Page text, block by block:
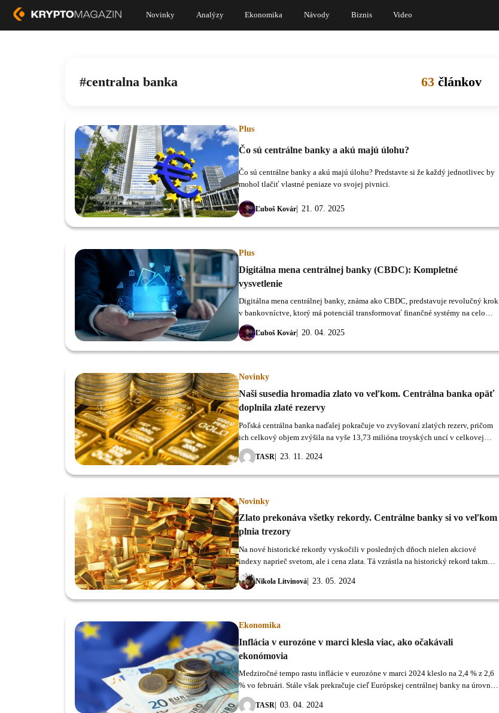
Novinky Analýzy Ekonomika Návody Biznis Video
centralna banka 63 článkov
Plus
Čo sú centrálne banky a akú majú úlohu?
Ľuboš Kovár 21. 07. 2025
Čo sú centrálne banky a akú majú úlohu? Predstavte si že každý jednotlivec by
mohol tlačiť vlastné peniaze vo svojej pivnici.
Plus
Digitálna mena centrálnej banky (CBDC): Kompletné
vysvetlenie
Ľuboš Kovár 20. 04. 2025
Digitálna mena centrálnej banky, známa ako CBDC, predstavuje revolučný krok
v bankovníctve, ktorý má potenciál transformovať finančné systémy na celom
svete.
Novinky
Naši susedia hromadia zlato vo veľkom. Centrálna banka opäť
doplnila zlaté rezervy
TASR 23. 11. 2024
Poľská centrálna banka naďalej pokračuje vo zvyšovaní zlatých rezerv, pričom
ich celkový objem zvýšila na vyše 13,73 milióna troyských uncí v celkovej
hodnote takmer 153 miliárd zlotých.
Novinky
Zlato prekonáva všetky rekordy. Centrálne banky si vo veľkom
plnia trezory
Nikola Litvinová 23. 05. 2024
Na nové historické rekordy vyskočili v posledných dňoch nielen akciové
indexy naprieč svetom, ale i cena zlata. Tá vzrástla na historický rekord takmer
2 450 dolárov za trójsku uncu.
Ekonomika
Inflácia v eurozóne v marci klesla viac, ako očakávali
ekonómovia
TASR 03. 04. 2024
Medziročné tempo rastu inflácie v eurozóne v marci 2024 kleslo na 2,4 % z 2,6
% vo februári. Stále však prekračuje cieľ Európskej centrálnej banky na úrovni
2 %.